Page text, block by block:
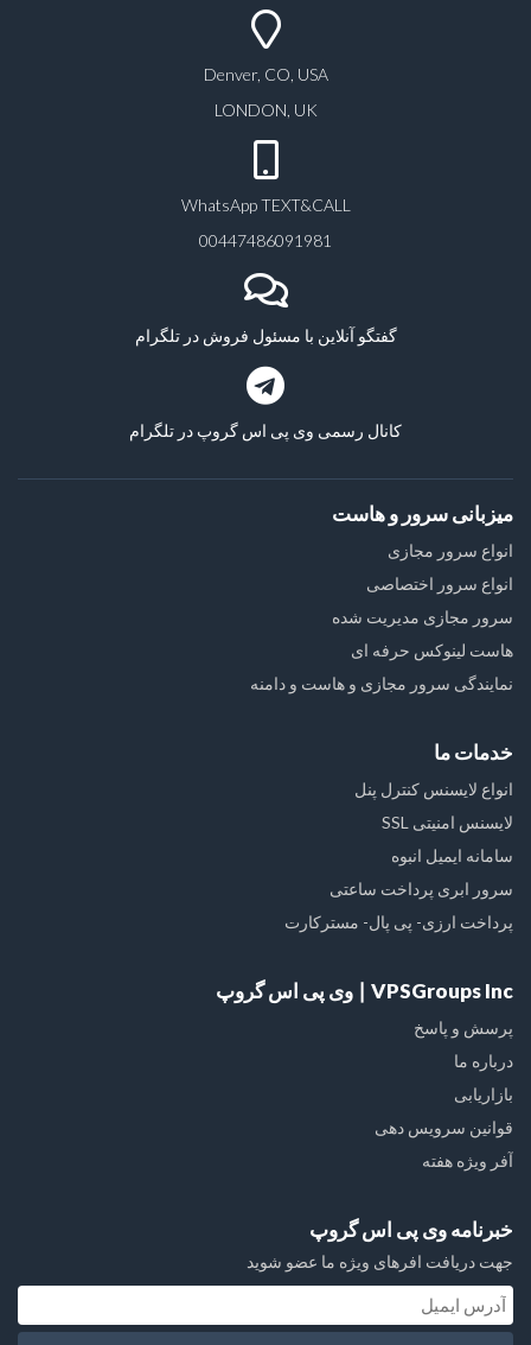
Denver, CO, USA
LONDON, UK
WhatsApp TEXT&CALL
00447486091981
گفتگو آنلاین با مسئول فروش در تلگرام
کانال رسمی وی پی اس گروپ در تلگرام
میزبانی سرور و هاست
انواع سرور مجازی
انواع سرور اختصاصی
سرور مجازی مدیریت شده
هاست لینوکس حرفه ای
نمایندگی سرور مجازی و هاست و دامنه
خدمات ما
انواع لایسنس کنترل پنل
لایسنس امنیتی SSL
سامانه ایمیل انبوه
سرور ابری پرداخت ساعتی
پرداخت ارزی- پی پال- مسترکارت
VPSGroups Inc ∣ وی پی اس گروپ
پرسش و پاسخ
درباره ما
بازاریابی
قوانین سرویس دهی
آفر ویژه هفته
خبرنامه وی پی اس گروپ
جهت دریافت افرهای ویژه ما عضو شوید